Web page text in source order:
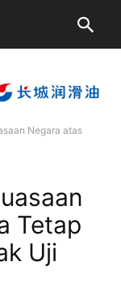
Negara atas
Tetap
Uji